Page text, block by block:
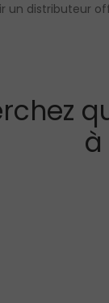
un distributeur